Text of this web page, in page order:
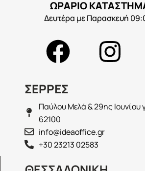
ΩΡΑΡΙΟ
Δευτέρα με Παρασκευή
ΣΕΡΡΕΣ
Παύλου Μελά & 29ης Ιουνίου
62100
info@ideaoffice.gr
+30 23213 02583